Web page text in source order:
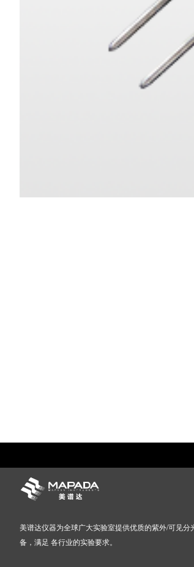
美谱达仪器为全球广大实验室提供优质的紫外/可见分
备，满足 各行业的实验要求。